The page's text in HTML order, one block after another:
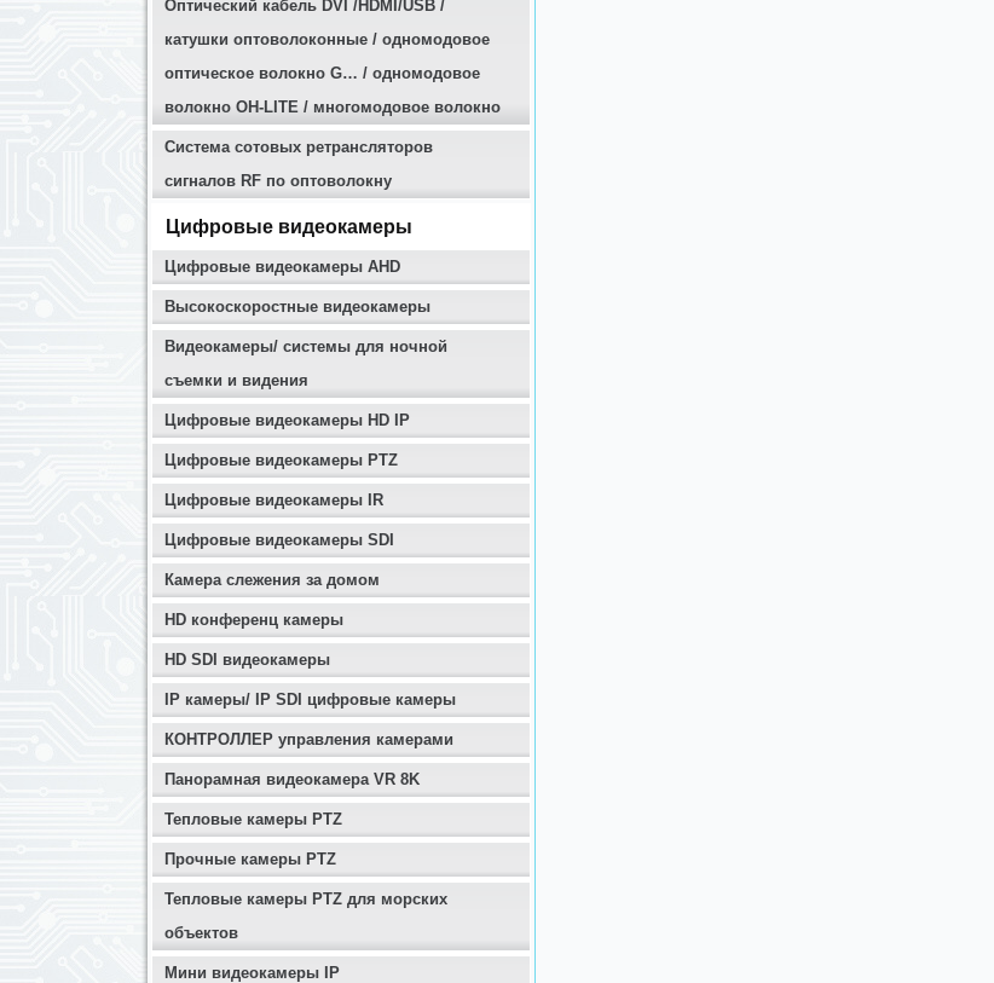
Оптичеcкий кабель DVI /HDMI/USB /
катушки оптоволоконные / одномодовое
оптическое волокно G… / одномодовое
волокно OH-LITE / многомодовое волокно
Система сотовых ретрансляторов
сигналов RF по оптоволокну
Цифровые видеокамеры
Цифровые видеокамеры AHD
Высокоскоростные видеокамеры
Видеокамеры/ системы для ночной
съемки и видения
Цифровые видеокамеры HD IP
Цифровые видеокамеры PTZ
Цифровые видеокамеры IR
Цифровые видеокамеры SDI
Камера слежения за домом
HD конференц камеры
HD SDI видеокамеры
IP камеры/ IP SDI цифровые камеры
КОНТРОЛЛЕР управления камерами
Панорамная видеокамера VR 8K
Тепловые камеры PTZ
Прочные камеры PTZ
Тепловые камеры PTZ для морских
объектов
Мини видеокамеры IP